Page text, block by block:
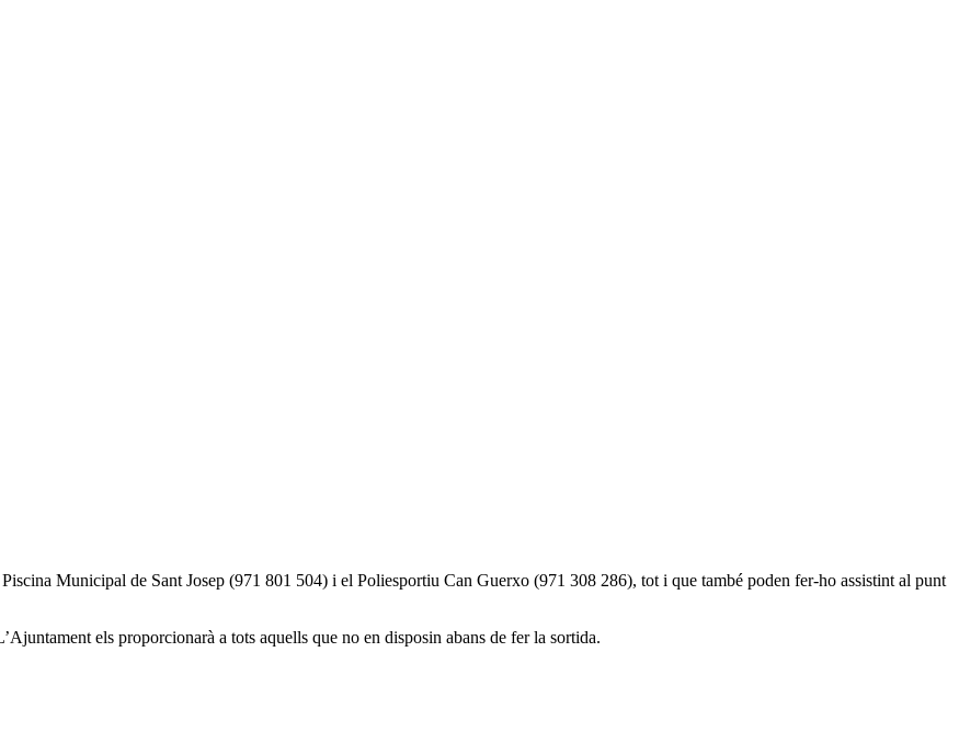
Municipal de Sant Josep (971 801 504) i el Poliesportiu Can Guerxo (971 308 286), tot i que també poden fer-ho assistint al punt
els proporcionarà a tots aquells que no en disposin abans de fer la sortida.